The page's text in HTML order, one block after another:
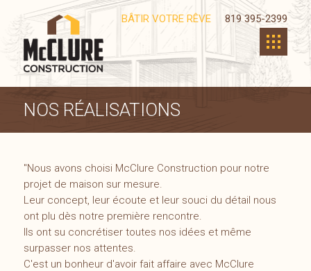
BÂTIR VOTRE RÊVE 819 395-2399
NOS RÉALISATIONS
''Nous avons choisi McClure Construction pour notre
projet de maison sur mesure.
Leur concept, leur écoute et leur souci du détail nous
ont plu dès notre première rencontre.
Ils ont su concrétiser toutes nos idées et même
surpasser nos attentes.
C'est un bonheur d'avoir fait affaire avec McClure